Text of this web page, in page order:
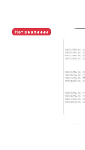
Нет в наличии